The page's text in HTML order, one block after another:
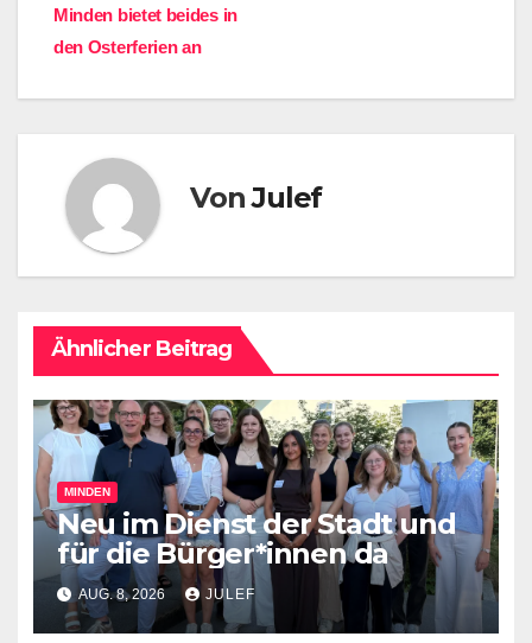
Minden bietet beides in
den Osterferien an
VonJulef
Ähnlicher Beitrag
MINDEN
Neu im Dienst der Stadt und
für die Bürger*innen da
AUG. 8, 2026 JULEF